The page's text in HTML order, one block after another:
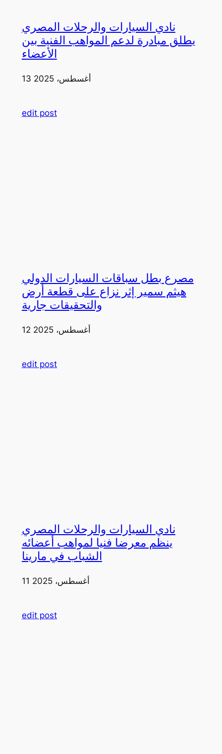
نادي السيارات والرحلات المصري
يطلق مبادرة لدعم المواهب الفنية بين
الأعضاء
13 أغسطس، 2025
edit post
مصرع بطل سباقات السيارات الدولي
هيثم سمير إثر نزاع على قطعة أرض
والتحقيقات جارية
12 أغسطس، 2025
edit post
نادي السيارات والرحلات المصري
ينظم معرضا فنيا لمواهب أعضائه
الشباب في مارينا
11 أغسطس، 2025
edit post